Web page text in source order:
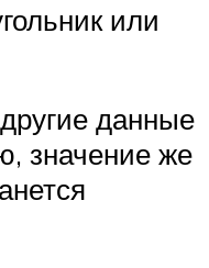
или
данные
значение же